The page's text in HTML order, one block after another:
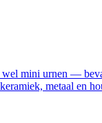
mini urnen —
metaal en